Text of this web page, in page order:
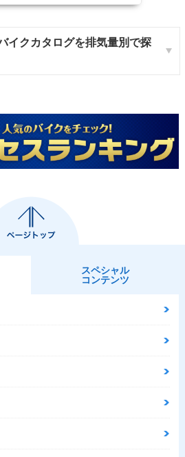
イクカタログを排気量別で探
スペシャル
コンテンツ